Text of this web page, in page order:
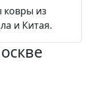
ковры из
и Китая.